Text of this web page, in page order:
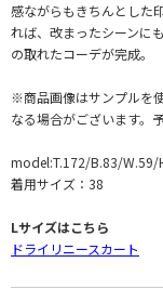
感ながらもきちんとした
れば、改まったシーンに
の取れたコーデが完成。
※商品画像はサンプルを
なる場合がございます。
model:T.172/B.83/W.59/
着用サイズ：38
Lサイズはこちら
ドライリニースカート